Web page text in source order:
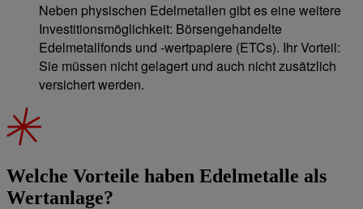
Neben physischen Edelmetallen gibt es eine weitere
Investitionsmöglichkeit: Börsengehandelte
Edelmetallfonds und -wertpapiere (ETCs). Ihr Vorteil:
Sie müssen nicht gelagert und auch nicht zusätzlich
versichert werden.
Welche Vorteile haben Edelmetalle als
Wertanlage?